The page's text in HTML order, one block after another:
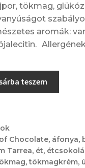
tökmag,
aromák:
teszem
Chocolate, áfonya,
Tarrea, ét,
,tökmagkrém,